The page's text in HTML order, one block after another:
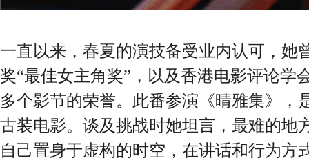
一直以来，春夏的演技备受业内认可，她
奖“最佳女主角奖”，以及香港电影评论学
多个影节的荣誉。此番参演《晴雅集》，
古装电影。谈及挑战时她坦言，最难的地
自己置身于虚构的时空，在讲话和行为方